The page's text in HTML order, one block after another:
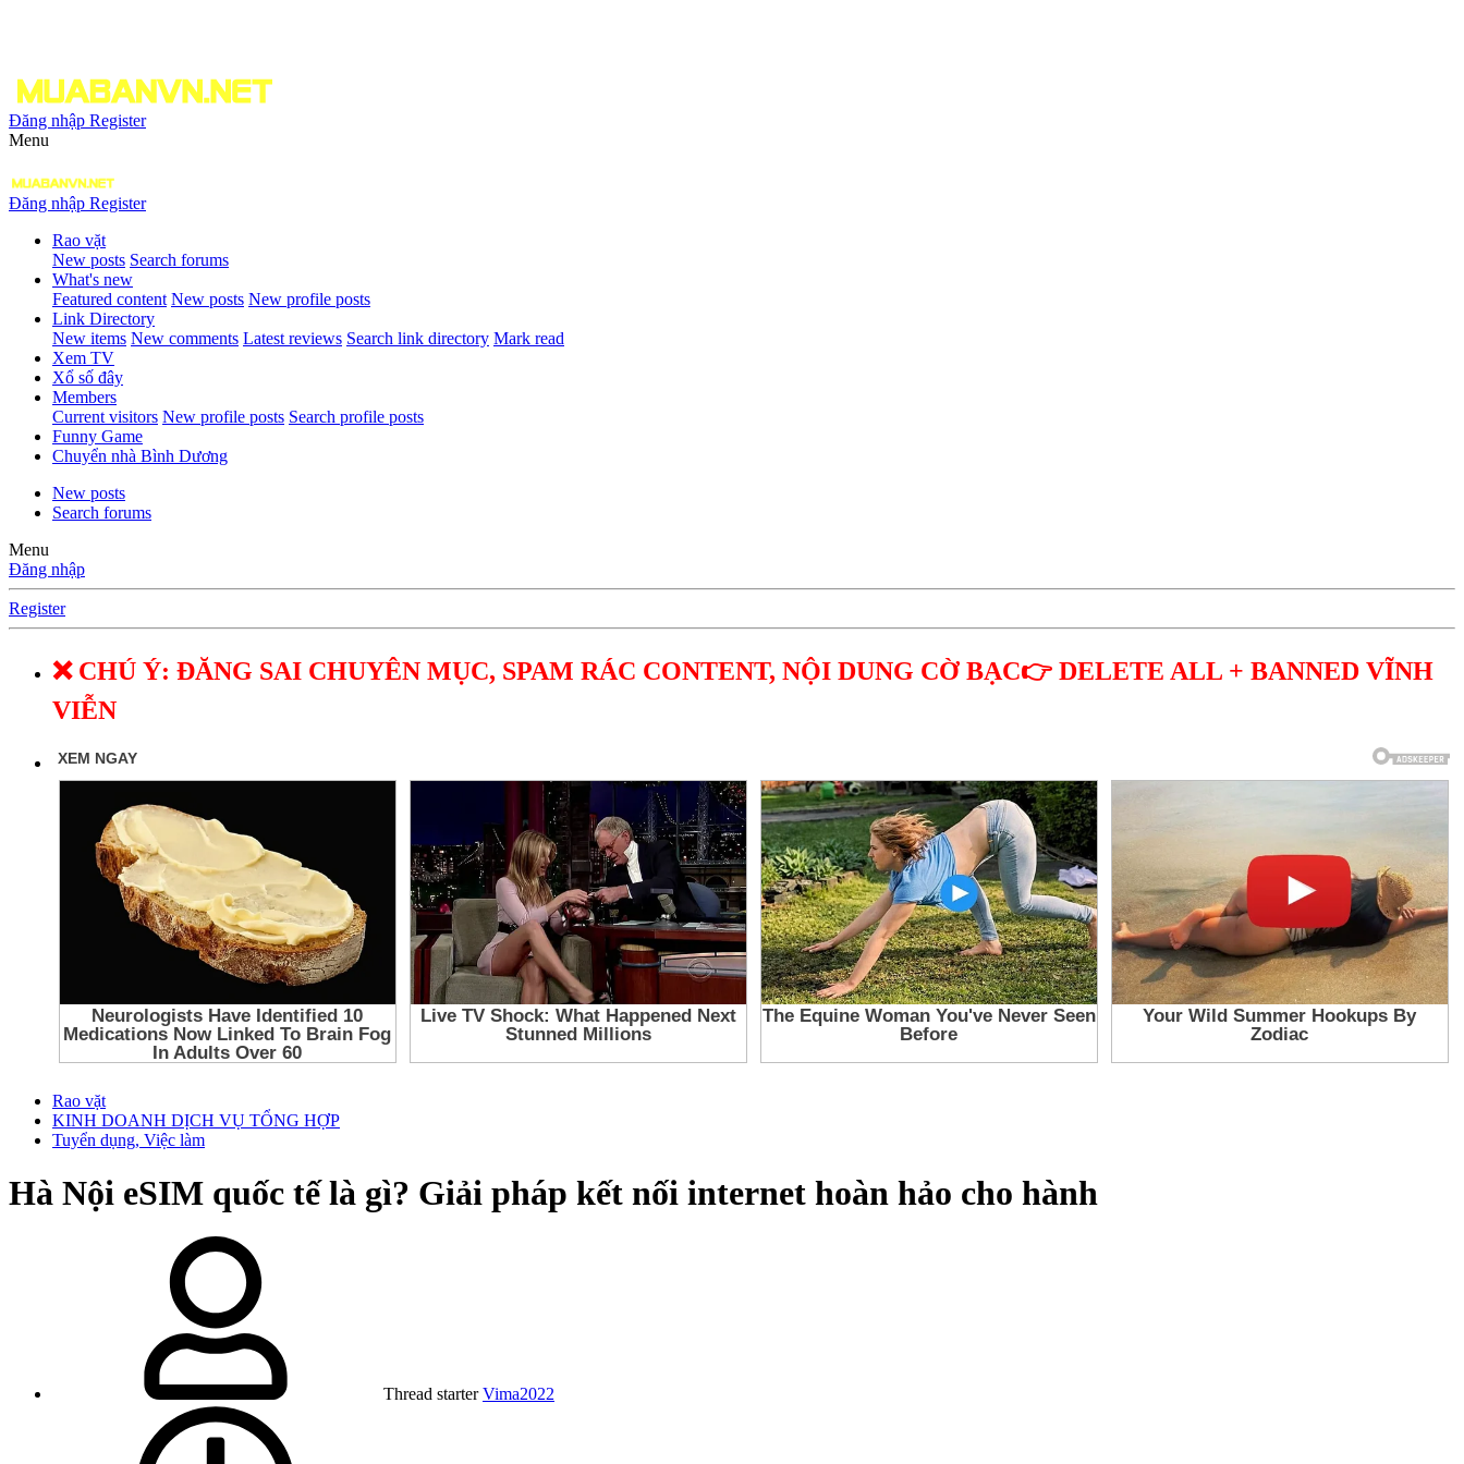
Đăng nhập Register
Menu
Đăng nhập Register
Rao vặt
New posts Search forums
What's new
Featured content New posts New profile posts
Link Directory
New items New comments Latest reviews Search link directory Mark read
Xem TV
Xổ số đây
Members
Current visitors New profile posts Search profile posts
Funny Game
Chuyển nhà Bình Dương
New posts
Search forums
Menu
Đăng nhập
Register
❌ CHÚ Ý: ĐĂNG SAI CHUYÊN MỤC, SPAM RÁC CONTENT, NỘI DUNG CỜ BẠC👉 DELETE ALL + BANNED VĨNH
VIỄN
Rao vặt
KINH DOANH DỊCH VỤ TỔNG HỢP
Tuyển dụng, Việc làm
Hà Nội eSIM quốc tế là gì? Giải pháp kết nối internet hoàn hảo cho hành
Thread starter Vima2022